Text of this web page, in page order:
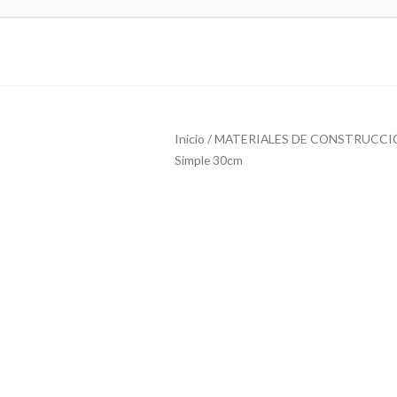
Inicio /MATERIALES DE
Simple 30cm